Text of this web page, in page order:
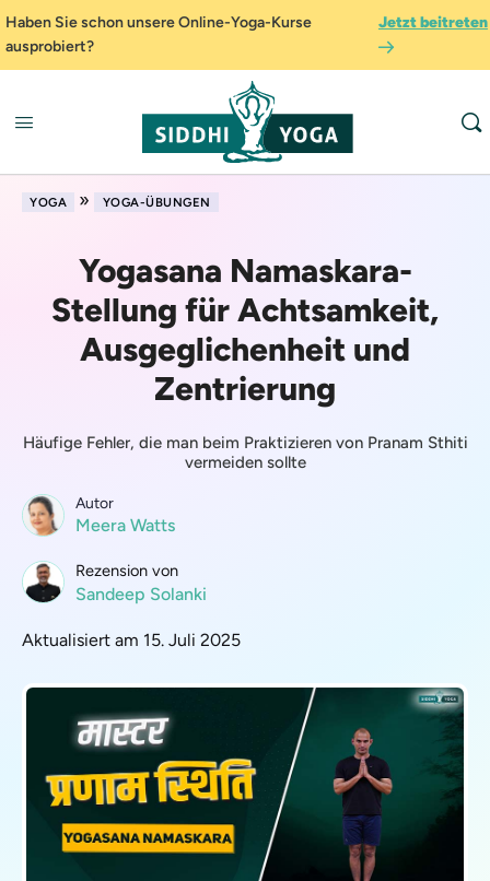
Haben Sie schon unsere Online-Yoga-Kurse
ausprobiert?
Jetzt beitreten
YOGA » YOGA-ÜBUNGEN
Yogasana Namaskara-
Stellung für Achtsamkeit,
Ausgeglichenheit und
Zentrierung
Häufige Fehler, die man beim Praktizieren von Pranam Sthiti
vermeiden sollte
Autor
Meera Watts
Rezension von
Sandeep Solanki
Aktualisiert am 15. Juli 2025